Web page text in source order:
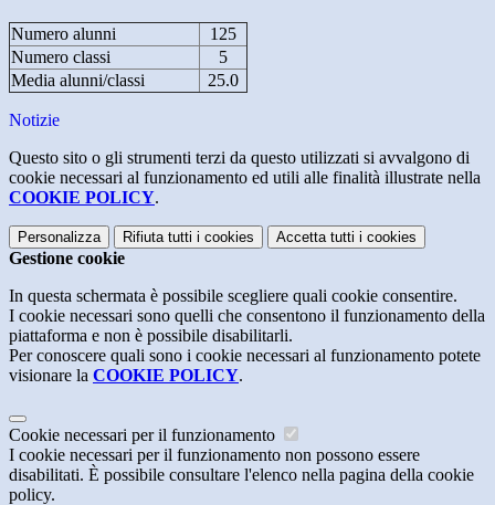
Numero alunni
125
Numero classi
5
Media alunni/classi
25.0
Notizie
Questo sito o gli strumenti terzi da questo utilizzati si avvalgono di
cookie necessari al funzionamento ed utili alle finalità illustrate nella
COOKIE POLICY.
Personalizza Rifiuta tutti i cookies Accetta tutti i cookies
Gestione cookie
In questa schermata è possibile scegliere quali cookie consentire.
I cookie necessari sono quelli che consentono il funzionamento della
piattaforma e non è possibile disabilitarli.
Per conoscere quali sono i cookie necessari al funzionamento potete
visionare la COOKIE POLICY.
Cookie necessari per il funzionamento
I cookie necessari per il funzionamento non possono essere
disabilitati. È possibile consultare l'elenco nella pagina della cookie
policy.